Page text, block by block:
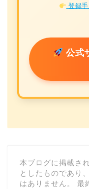
登録
公式
本ブログに掲載さ
としたものであり
はありません。 最